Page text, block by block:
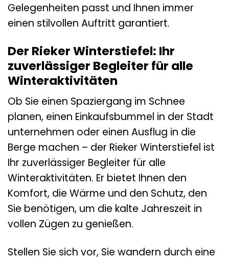
Gelegenheiten passt und Ihnen immer
einen stilvollen Auftritt garantiert.
Der Rieker Winterstiefel: Ihr
zuverlässiger Begleiter für alle
Winteraktivitäten
Ob Sie einen Spaziergang im Schnee
planen, einen Einkaufsbummel in der Stadt
unternehmen oder einen Ausflug in die
Berge machen – der Rieker Winterstiefel ist
Ihr zuverlässiger Begleiter für alle
Winteraktivitäten. Er bietet Ihnen den
Komfort, die Wärme und den Schutz, den
Sie benötigen, um die kalte Jahreszeit in
vollen Zügen zu genießen.
Stellen Sie sich vor, Sie wandern durch eine